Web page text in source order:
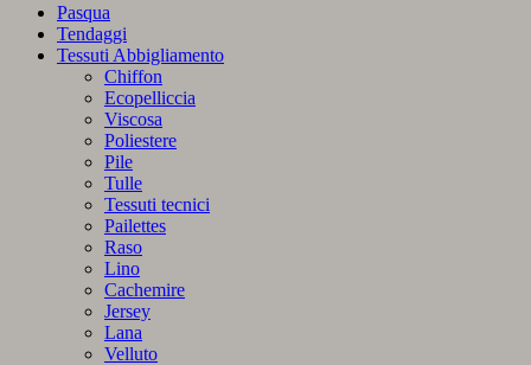
Pasqua
Tendaggi
Tessuti Abbigliamento
Chiffon
Ecopelliccia
Viscosa
Poliestere
Pile
Tulle
Tessuti tecnici
Pailettes
Raso
Lino
Cachemire
Jersey
Lana
Velluto